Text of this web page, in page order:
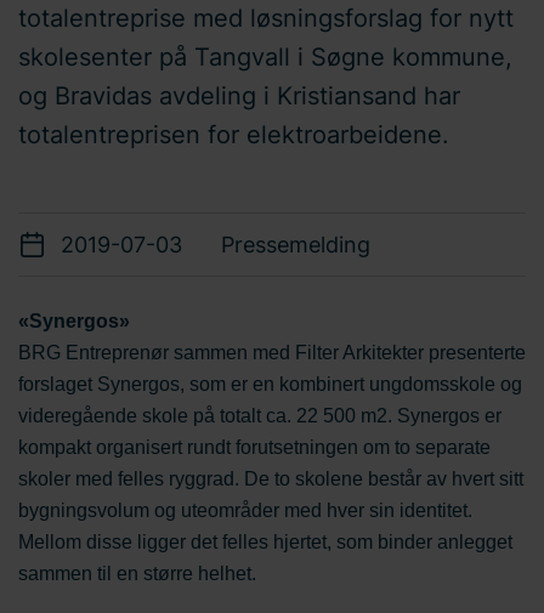
totalentreprise med løsningsforslag for nytt
skolesenter på Tangvall i Søgne kommune,
og Bravidas avdeling i Kristiansand har
totalentreprisen for elektroarbeidene.
2019-07-03 Pressemelding
«Synergos»
BRG Entreprenør sammen med Filter Arkitekter presenterte
forslaget Synergos, som er en kombinert ungdomsskole og
videregående skole på totalt ca. 22 500 m2. Synergos er
kompakt organisert rundt forutsetningen om to separate
skoler med felles ryggrad. De to skolene består av hvert sitt
bygningsvolum og uteområder med hver sin identitet.
Mellom disse ligger det felles hjertet, som binder anlegget
sammen til en større helhet.